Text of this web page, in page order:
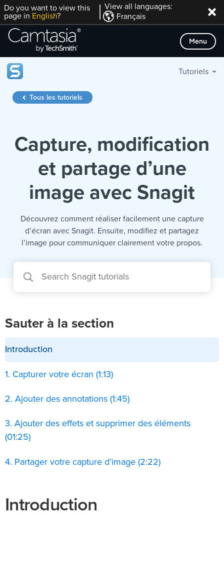
Passer
directement
contenu
Do you want to view this
page in English?
View all languages:
Français
Menu
Tutoriels
Tous les tutoriels
Capture, modification
et partage d’une
image avec Snagit
Découvrez comment réaliser facilement une capture
d’écran avec Snagit. Ensuite, modifiez et partagez
l’image pour communiquer clairement votre propos.
Introduction
Sauter à la section
Introduction
1. Capturer votre écran (1:13)
2. Ajouter des annotations (1:45)
3. Ajouter des effets et supprimer des éléments
(01:25)
4. Partager votre capture d’image (2:22)